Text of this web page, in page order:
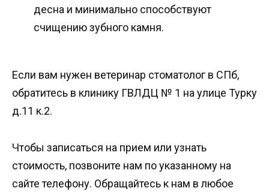
десна и минимально способствуют
счищению зубного камня.
Если вам нужен ветеринар стоматолог в СПб,
обратитесь в клинику ГВЛДЦ № 1 на улице Турку
д.11 к.2.
Чтобы записаться на прием или узнать
стоимость, позвоните нам по указанному на
сайте телефону. Обращайтесь к нам в любое